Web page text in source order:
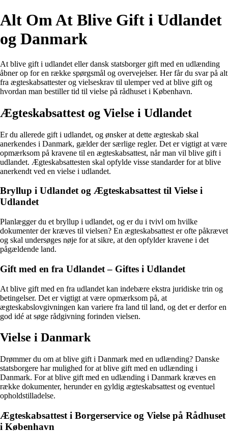
Alt Om At Blive Gift i Udlandet
og Danmark
At blive gift i udlandet eller dansk statsborger gift med en udlænding
åbner op for en række spørgsmål og overvejelser. Her får du svar på alt
fra ægteskabsattester og vielseskrav til ulemper ved at blive gift og
hvordan man bestiller tid til vielse på rådhuset i København.
Ægteskabsattest og Vielse i Udlandet
Er du allerede gift i udlandet, og ønsker at dette ægteskab skal
anerkendes i Danmark, gælder der særlige regler. Det er vigtigt at være
opmærksom på kravene til en ægteskabsattest, når man vil blive gift i
udlandet. Ægteskabsattesten skal opfylde visse standarder for at blive
anerkendt ved en vielse i udlandet.
Bryllup i Udlandet og Ægteskabsattest til Vielse i
Udlandet
Planlægger du et bryllup i udlandet, og er du i tvivl om hvilke
dokumenter der kræves til vielsen? En ægteskabsattest er ofte påkrævet
og skal undersøges nøje for at sikre, at den opfylder kravene i det
pågældende land.
Gift med en fra Udlandet – Giftes i Udlandet
At blive gift med en fra udlandet kan indebære ekstra juridiske trin og
betingelser. Det er vigtigt at være opmærksom på, at
ægteskabslovgivningen kan variere fra land til land, og det er derfor en
god idé at søge rådgivning forinden vielsen.
Vielse i Danmark
Drømmer du om at blive gift i Danmark med en udlænding? Danske
statsborgere har mulighed for at blive gift med en udlænding i
Danmark. For at blive gift med en udlænding i Danmark kræves en
række dokumenter, herunder en gyldig ægteskabsattest og eventuel
opholdstilladelse.
Ægteskabsattest i Borgerservice og Vielse på Rådhuset
i København